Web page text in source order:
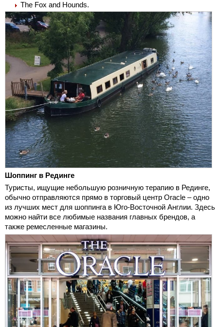
The Fox and Hounds.
Шоппинг в Рединге
Туристы, ищущие небольшую розничную терапию в Рединге,
обычно отправляются прямо в торговый центр Oracle – одно
из лучших мест для шоппинга в Юго-Восточной Англии. Здесь
можно найти все любимые названия главных брендов, а
также ремесленные магазины.